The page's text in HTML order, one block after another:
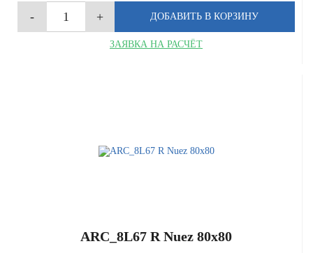
ЗАЯВКА НА РАСЧЁТ
ARC_8L67 R Nuez 80x80